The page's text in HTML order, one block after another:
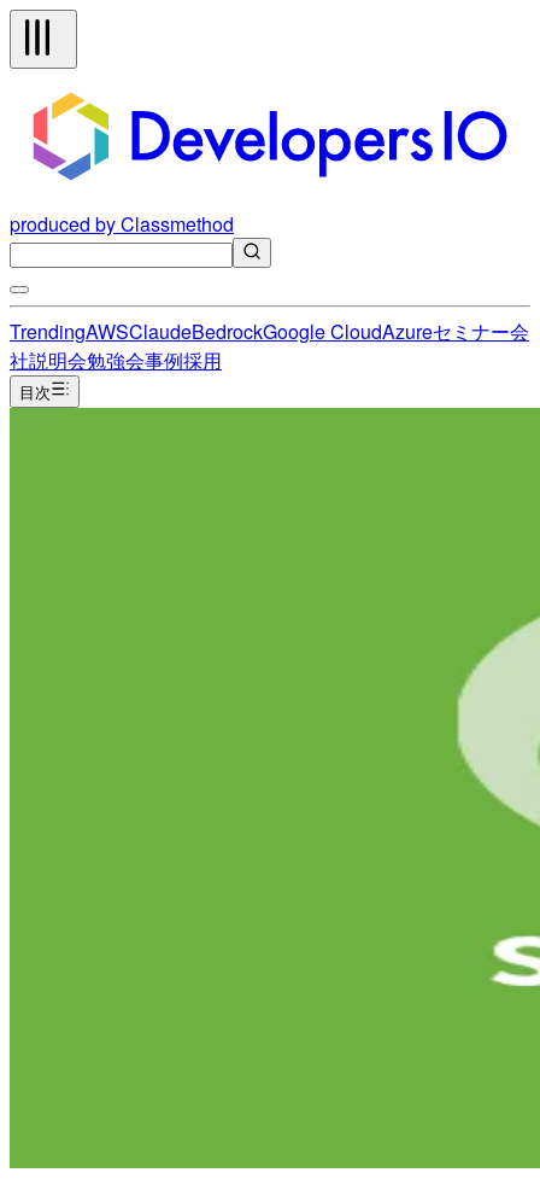
produced by Classmethod
TrendingAWSClaudeBedrockGoogle CloudAzureセミナー会
社説明会勉強会事例採用
目次